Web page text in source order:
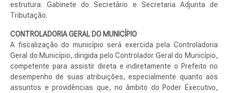
estrutura: Gabinete do Secretário e Secretaria Adjunta de
Tributação.
CONTROLADORIA GERAL DO MUNICÍPIO
A fiscalização do município será exercida pela Controladoria
Geral do Município, dirigida pelo Controlador Geral do Município,
competente para assistir direta e indiretamente o Prefeito no
desempenho de suas atribuições, especialmente quanto aos
assuntos e providências que, no âmbito do Poder Executivo,